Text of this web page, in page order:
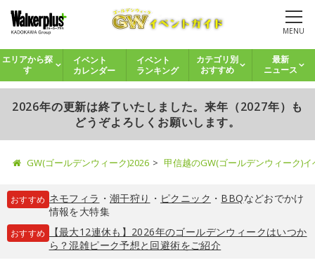
MENU
エリアから探
す
イベント
カレンダー
イベント
ランキング
カテゴリ別
おすすめ
最新
ニュース
2026年の更新は終了いたしました。来年（2027年）も
どうぞよろしくお願いします。
GW(ゴールデンウィーク)2026 甲信越のGW(ゴールデンウィーク)
おすすめ ネモフィラ ・ 潮干狩り ・ ピクニック ・ BBQなどおでかけ
情報を大特集
おすすめ
【最大12連休も】2026年のゴールデンウィークはいつか
ら？混雑ピーク予想と回避術をご紹介